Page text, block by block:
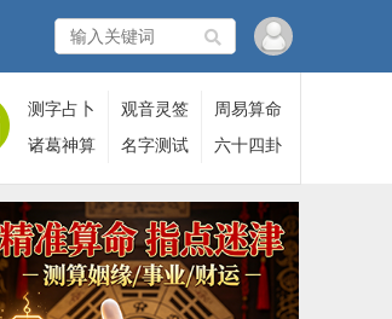
测字占卜 观音灵签
周易算命
诸葛神算
名字测试 六十四卦